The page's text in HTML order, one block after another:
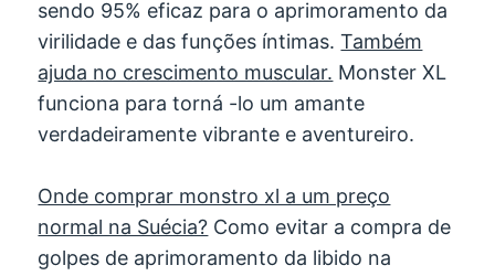
sendo 95% eficaz para o aprimoramento da
virilidade e das funções íntimas.Também
ajuda no crescimento muscular. Monster XL
funciona para torná -lo um amante
verdadeiramente vibrante e aventureiro.
Onde comprar monstro xl a um preço
normal na Suécia? Como evitar a compra de
golpes de aprimoramento da libido na